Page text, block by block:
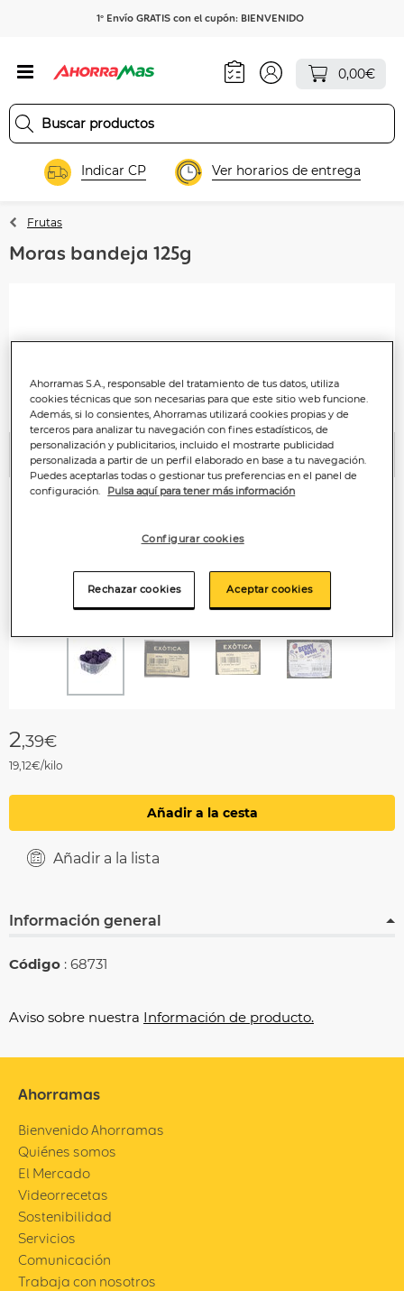
1º Envío GRATIS con el cupón: BIENVENIDO
0,00€
Indicar CP Ver horarios de entrega
Frutas
Moras bandeja 125g
Anterior
2,39€
19,12€/kilo
Añadir a la cesta
Añadir a la lista
Información general
Código : 68731
Aviso sobre nuestra Información de producto.
Ahorramas
Bienvenido Ahorramas
Quiénes somos
El Mercado
Videorrecetas
Sostenibilidad
Servicios
Comunicación
Trabaja con nosotros
Ahorramas S.A., responsable del tratamiento de tus datos, utiliza
cookies técnicas que son necesarias para que este sitio web funcione.
Además, si lo consientes, Ahorramas utilizará cookies propias y de
terceros para analizar tu navegación con fines estadísticos, de
personalización y publicitarios, incluido el mostrarte publicidad
personalizada a partir de un perfil elaborado en base a tu navegación.
Puedes aceptarlas todas o gestionar tus preferencias en el panel de
configuración.
Pulsa aquí para tener más información
Configurar cookies
Rechazar cookies Aceptar cookies